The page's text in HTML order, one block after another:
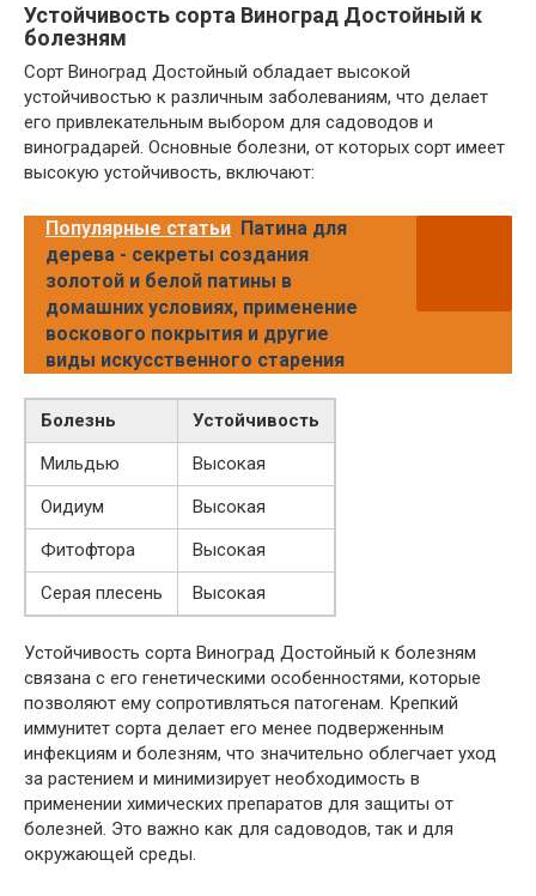
Устойчивость сорта Виноград Достойный к
болезням
Сорт Виноград Достойный обладает высокой
устойчивостью к различным заболеваниям, что делает
его привлекательным выбором для садоводов и
виноградарей. Основные болезни, от которых сорт имеет
высокую устойчивость, включают:
Популярные статьи Патина для
дерева - секреты создания
золотой и белой патины в
домашних условиях, применение
воскового покрытия и другие
виды искусственного старения
Болезнь
Устойчивость
Мильдью
Высокая
Оидиум
Высокая
Фитофтора
Высокая
Серая плесень
Высокая
Устойчивость сорта Виноград Достойный к болезням
связана с его генетическими особенностями, которые
позволяют ему сопротивляться патогенам. Крепкий
иммунитет сорта делает его менее подверженным
инфекциям и болезням, что значительно облегчает уход
за растением и минимизирует необходимость в
применении химических препаратов для защиты от
болезней. Это важно как для садоводов, так и для
окружающей среды.